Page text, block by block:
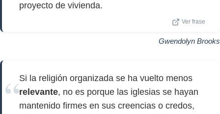
proyecto de vivienda.
Ver frase
Gwendolyn Brooks
Si la religión organizada se ha vuelto menos
relevante, no es porque las iglesias se hayan
mantenido firmes en sus creencias o credos,